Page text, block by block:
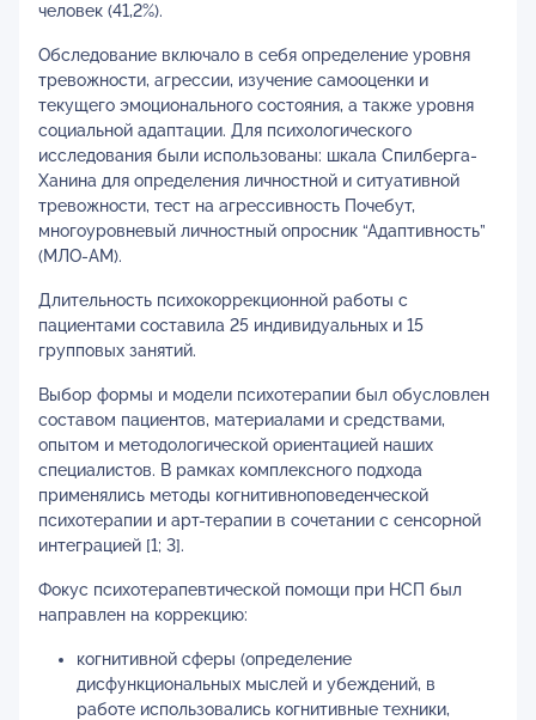
человек (41,2%).
Обследование включало в себя определение уровня
тревожности, агрессии, изучение самооценки и
текущего эмоционального состояния, а также уровня
социальной адаптации. Для психологического
исследования были использованы: шкала Спилберга-
Ханина для определения личностной и ситуативной
тревожности, тест на агрессивность Почебут,
многоуровневый личностный опросник “Адаптивность”
(МЛО-АМ).
Длительность психокоррекционной работы с
пациентами составила 25 индивидуальных и 15
групповых занятий.
Выбор формы и модели психотерапии был обусловлен
составом пациентов, материалами и средствами,
опытом и методологической ориентацией наших
специалистов. В рамках комплексного подхода
применялись методы когнитивноповеденческой
психотерапии и арт-терапии в сочетании с сенсорной
интеграцией [1; 3].
Фокус психотерапевтической помощи при НСП был
направлен на коррекцию:
когнитивной сферы (определение
дисфункциональных мыслей и убеждений, в
работе использовались когнитивные техники,